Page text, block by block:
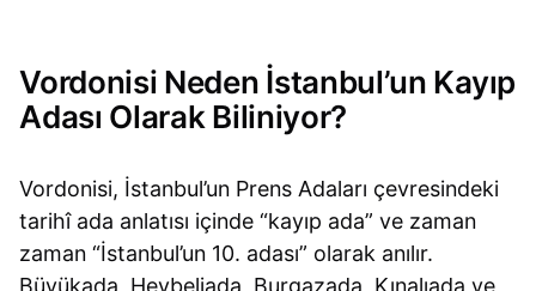
Vordonisi Neden İstanbul’un Kayıp
Adası Olarak Biliniyor?
Vordonisi, İstanbul’un Prens Adaları çevresindeki
tarihî ada anlatısı içinde “kayıp ada” ve zaman
zaman “İstanbul’un 10. adası” olarak anılır.